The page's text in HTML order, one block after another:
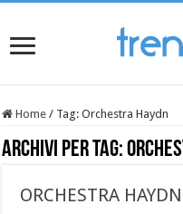
Home / Tag:Orchestra Haydn
Archivi per tag:
ORCHESTRA